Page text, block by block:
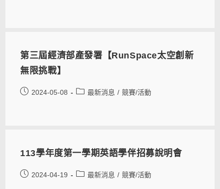
第三屆經濟部產發署【RunSpace太空創新
無限挑戰】
2024-05-08 最新消息 / 競賽/活動
113學年度第一學期英語學伴招募說明會
2024-04-19 最新消息 / 競賽/活動